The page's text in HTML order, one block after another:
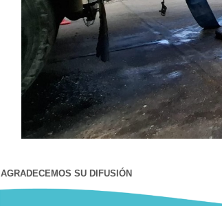
AGRADECEMOS SU DIFUSIÓN